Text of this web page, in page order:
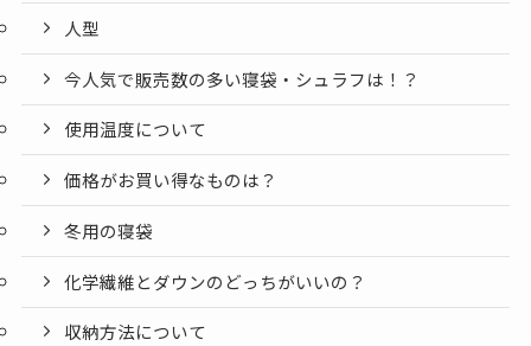
人型
今人気で販売数の多い寝袋・シュラフは！？
使用温度について
価格がお買い得なものは？
冬用の寝袋
化学繊維とダウンのどっちがいいの？
収納方法について